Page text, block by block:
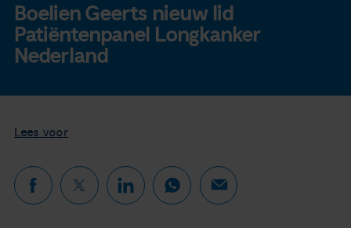
Doneer nu
Leven met
Ervaringen
Boelien Geerts nieuw lid
Patiëntenpanel Longkanker
Nederland
Lees voor